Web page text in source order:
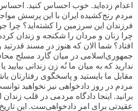
اعدام زده‌اید. خوب احساس کنید.
مردم رنج‌کشیده ایران با این پرسش
فرزندان این سرزمین را کشته‌اید؟ چرا
چرا زنان و مردان را شکنجه و زندان
افتاد؟ شما الان که هنوز در مسند
جمهوری‌اسلامی در میان گارد مسلح
ندارید که به میان ما نُه زن زندانی بیایید
مقابل ما بایستید و پاسخگوی رفتارتان
مردم در روز دادخواهی نیز نخواهید
برانید. اینجا دادگاه مردمی در قلب
عقیدتی برای امر دادخواهی‌ست. این